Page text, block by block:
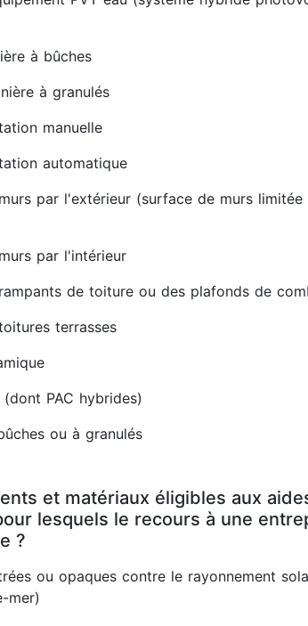
à bûches
à granulés
manuelle
automatique
par l'extérieur (surface de murs limitée
par l'intérieur
de toiture ou des plafonds de
terrasses
PAC hybrides)
ou à granulés
et matériaux éligibles aux
lesquels le recours à une
?
ou opaques contre le rayonnement
mer)